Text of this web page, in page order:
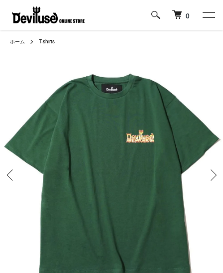
0
ホーム T-shirts